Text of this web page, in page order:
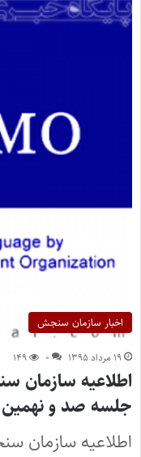
اخبار سازمان سنجش
۱۹ مرداد ۱۳۹۵ ۰ ۱۴۹
اطلاعیه سازمان
جلسه صد و نهمین
اطلاعیه سازمان